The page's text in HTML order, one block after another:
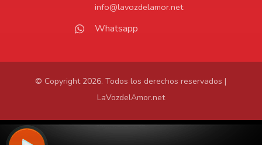
info@lavozdelamor.net
Whatsapp
© Copyright 2026. Todos los derechos reservados |
LaVozdelAmor.net
Protección de Datos